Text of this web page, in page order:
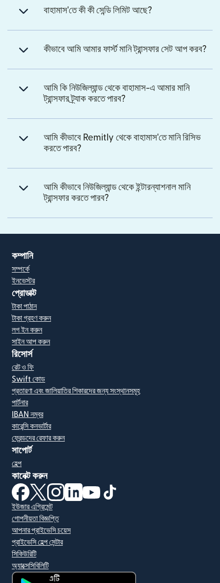
বাহামাস'তে কী কী সেন্ডি লিমিট আছে?
কীভাবে আমি আমার ফার্স্ট মানি ট্রান্সফার সেট আপ করব?
আমি কি নিউজিল্যান্ড থেকে বাহামাস-এ আমার মানি
ট্রান্সফার ট্র্যাক করতে পারব?
আমি কীভাবে Remitly থেকে বাহামাস'তে মানি রিসিভ
করতে পারব?
আমি কীভাবে নিউজিল্যান্ড থেকে ইন্টারন্যাশনাল মানি
ট্রান্সফার করতে পারব?
কম্পানি
সম্পর্কে
ইনভেস্টর
প্রোডাক্ট
টাকা পাঠান
টাকা গ্রহণ করুন
লগ ইন করুন
সাইন আপ করুন
রিসোর্স
রেট ও ফি
Swift কোড
প্রতারণা এবং জালিয়াতির শিকারদের জন্য সংস্থানসমূহ
পার্টনার
IBAN নম্বর
কারেন্সি কনভার্টার
ফ্রেন্ডদের রেফার করুন
সাপোর্ট
হেল্প
কানেক্ট করুন
(নতুন উইন্ডোতে খুলবে)
(নতুন উইন্ডোতে খুলবে)
(নতুন উইন্ডোতে খুলবে)
(নতুন উইন্ডোতে খুলবে)
(নতুন উইন্ডোতে খুলবে)
ইউজার এগ্রিমেন্ট
গোপনীয়তা বিজ্ঞপ্তি
আপনার প্রাইভেসি চয়েস
প্রাইভেসি হেল্প সেন্টার
সিকিউরিটি
অ্যাক্সেসিবিলিটি